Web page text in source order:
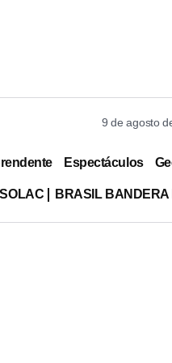
9 de agosto
Espectáculos
BRASIL BANDERA